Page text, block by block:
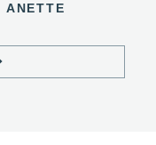
ANETTE